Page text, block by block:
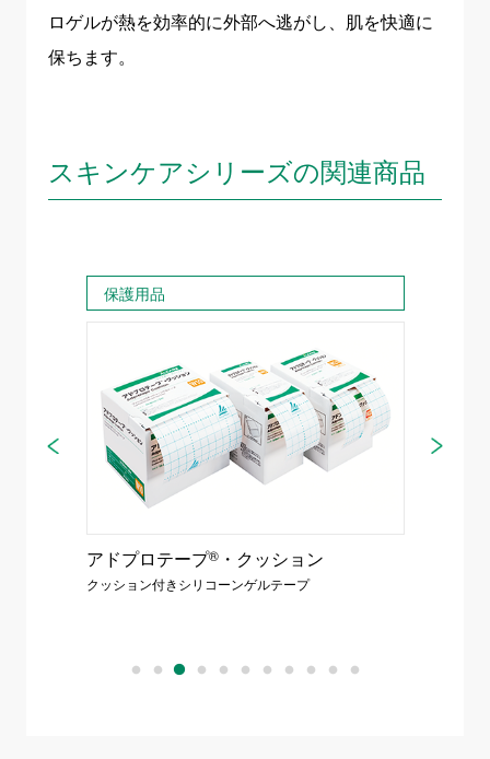
ロゲルが熱を効率的に外部へ逃がし、肌を快適に
保ちます。
スキンケアシリーズの関連商品
保護用品
アドプロテープ®・クッション
クッション付きシリコーンゲルテープ